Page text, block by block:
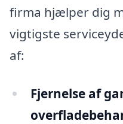
firma hjælper dig
vigtigste
af:
Fjernelse af